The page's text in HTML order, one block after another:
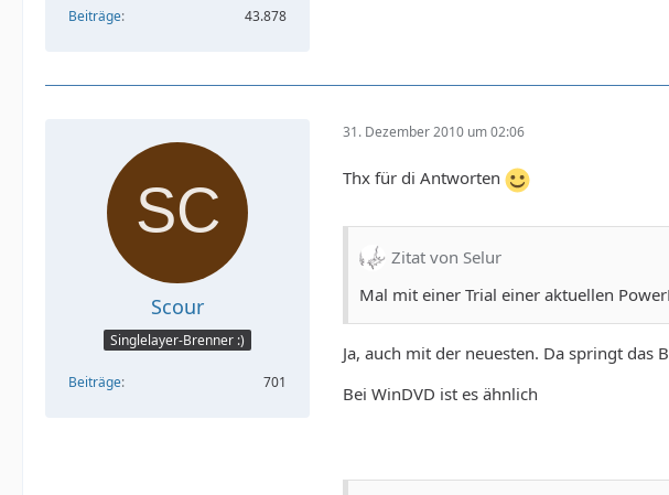
Beiträge
43.878
Scour
Singlelayer-Brenner :)
Beiträge 701
31. Dezember 2010 um 02:06
Thx für di Antworten
Zitat von Selur
Mal mit einer Trial einer aktuellen
Ja, auch mit der neuesten. Da springt das
Bei WinDVD ist es ähnlich